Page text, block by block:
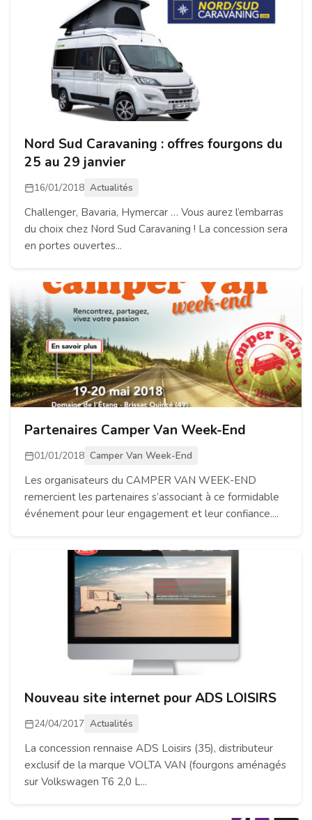
Nord Sud Caravaning : offres fourgons du
25 au 29 janvier
16/01/2018 Actualités
Challenger, Bavaria, Hymercar … Vous aurez l’embarras
du choix chez Nord Sud Caravaning ! La concession sera
en portes ouvertes...
Partenaires Camper Van Week-End
01/01/2018 Camper Van Week-End
Les organisateurs du CAMPER VAN WEEK-END
remercient les partenaires s’associant à ce formidable
événement pour leur engagement et leur confiance....
Nouveau site internet pour ADS LOISIRS
24/04/2017 Actualités
La concession rennaise ADS Loisirs (35), distributeur
exclusif de la marque VOLTA VAN (fourgons aménagés
sur Volkswagen T6 2,0 L...